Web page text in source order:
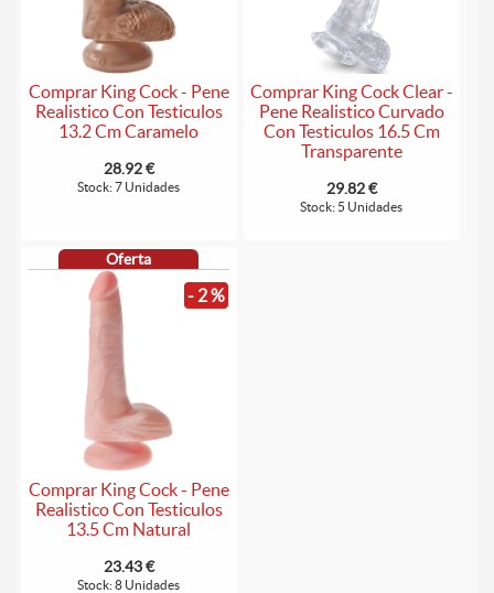
Comprar King Cock - Pene
Realistico Con Testiculos
13.2 Cm Caramelo
28.92 €
Stock: 7 Unidades
Comprar King Cock Clear -
Pene Realistico Curvado
Con Testiculos 16.5 Cm
Transparente
29.82 €
Stock: 5 Unidades
Oferta
- 2 %
Comprar King Cock - Pene
Realistico Con Testiculos
13.5 Cm Natural
23.43 €
Stock: 8 Unidades